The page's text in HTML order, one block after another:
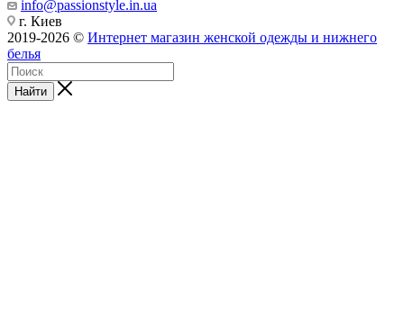
info@passionstyle.in.ua
г. Киев
2019-2026 © Интернет магазин женской одежды и нижнего
белья
Найти